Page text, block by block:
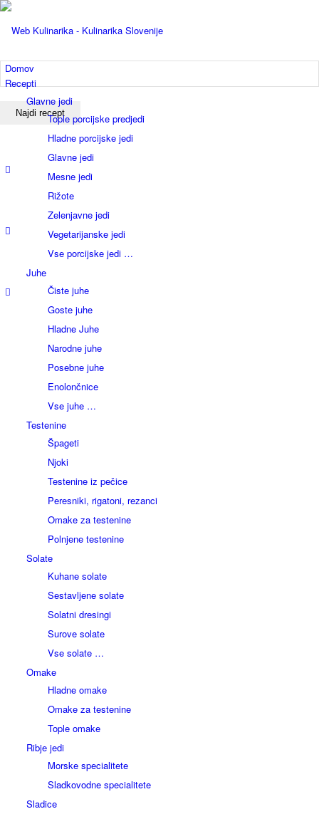
Domov
Recepti
Glavne jedi
Tople porcijske predjedi
Hladne porcijske jedi
Glavne jedi
Mesne jedi
Rižote
Zelenjavne jedi
Vegetarijanske jedi
Vse porcijske jedi …
Juhe
Čiste juhe
Goste juhe
Hladne Juhe
Narodne juhe
Posebne juhe
Enolončnice
Vse juhe …
Testenine
Špageti
Njoki
Testenine iz pečice
Peresniki, rigatoni, rezanci
Omake za testenine
Polnjene testenine
Solate
Kuhane solate
Sestavljene solate
Solatni dresingi
Surove solate
Vse solate …
Omake
Hladne omake
Omake za testenine
Tople omake
Ribje jedi
Morske specialitete
Sladkovodne specialitete
Sladice